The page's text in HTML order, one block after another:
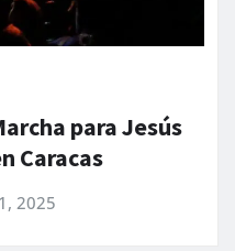
para Jesús
Caracas
2025